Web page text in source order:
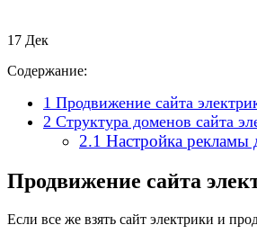
17 Дек
Содержание:
1 Продвижение сайта
2 Структура доменов сайта
2.1 Настройка рекламы
Продвижение сайта
Если все же взять сайт электрики и